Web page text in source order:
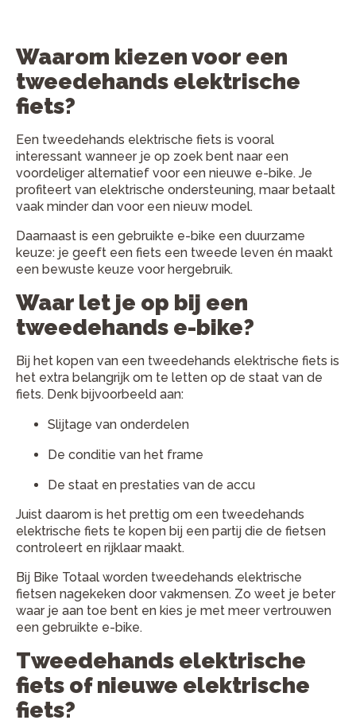
Waarom kiezen voor een
tweedehands elektrische
fiets?
Een tweedehands elektrische fiets is vooral
interessant wanneer je op zoek bent naar een
voordeliger alternatief voor een nieuwe e-bike. Je
profiteert van elektrische ondersteuning, maar betaalt
vaak minder dan voor een nieuw model.
Daarnaast is een gebruikte e-bike een duurzame
keuze: je geeft een fiets een tweede leven én maakt
een bewuste keuze voor hergebruik.
Waar let je op bij een
tweedehands e-bike?
Bij het kopen van een tweedehands elektrische fiets is
het extra belangrijk om te letten op de staat van de
fiets. Denk bijvoorbeeld aan:
Slijtage van onderdelen
De conditie van het frame
De staat en prestaties van de accu
Juist daarom is het prettig om een tweedehands
elektrische fiets te kopen bij een partij die de fietsen
controleert en rijklaar maakt.
Bij Bike Totaal worden tweedehands elektrische
fietsen nagekeken door vakmensen. Zo weet je beter
waar je aan toe bent en kies je met meer vertrouwen
een gebruikte e-bike.
Tweedehands elektrische
fiets of nieuwe elektrische
fiets?